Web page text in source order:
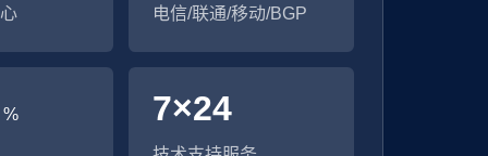
电信/联通/移动/BGP
% 7×24